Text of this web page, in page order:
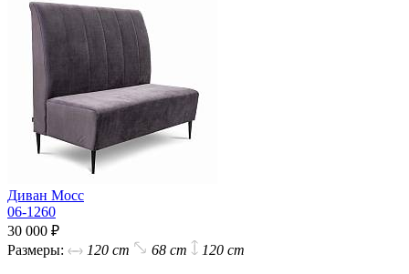
Диван Мосс
06-1260
30 000 ₽
Размеры:
120 cm 68 cm 120 cm